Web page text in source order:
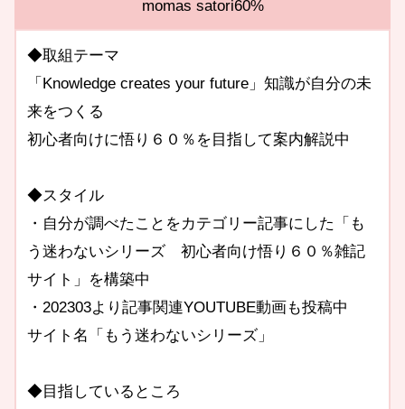
momas satori60%
◆取組テーマ
「Knowledge creates your future」知識が自分の未
来をつくる
初心者向けに悟り６０％を目指して案内解説中
◆スタイル
・自分が調べたことをカテゴリー記事にした「も
う迷わないシリーズ 初心者向け悟り６０％雑記
サイト」を構築中
・202303より記事関連YOUTUBE動画も投稿中
サイト名「もう迷わないシリーズ」
◆目指しているところ